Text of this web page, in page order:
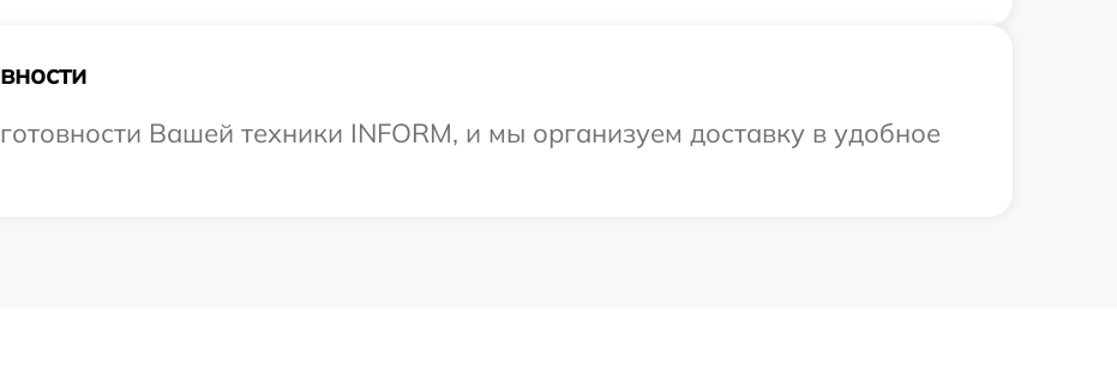
Вашей техники INFORM, и мы организуем доставку в удобное